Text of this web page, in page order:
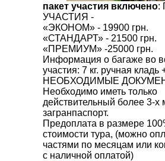
пакет участия включено:
УЧАСТИЯ -
«ЭКОНОМ» - 19900 грн.
«СТАНДАРТ» - 21500 грн.
«ПРЕМИУМ» -25000 грн.
Информация о багаже во
участия: 7 кг. ручная кладь
НЕОБХОДИМЫЕ
Необходимо иметь только
действительный более 3-х
загранпаспорт.
Предоплата в размере
стоимости тура, (можно
частями по месяцам или
с наличной оплатой)